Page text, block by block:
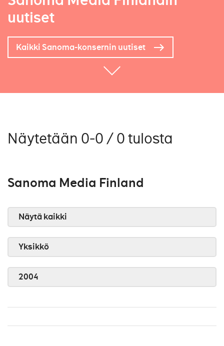
uutiset
Kaikki Sanoma-konsernin uutiset
Näytetään 0-0 / 0 tulosta
Sanoma Media Finland
Näytä kaikki
Yksikkö
2004